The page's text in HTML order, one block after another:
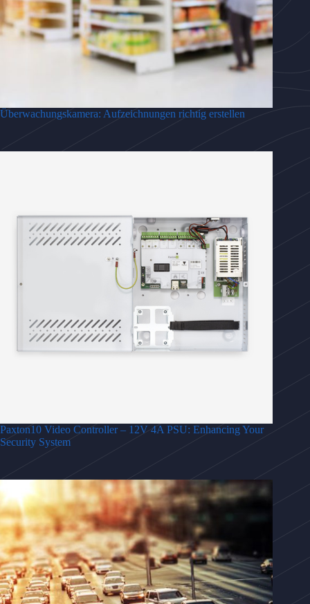
Überwachungskamera: Aufzeichnungen richtig erstellen
Paxton10 Video Controller – 12V 4A PSU: Enhancing Your
Security System